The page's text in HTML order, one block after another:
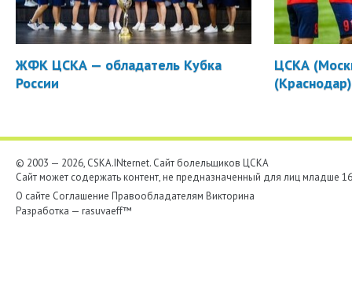
ЖФК ЦСКА — обладатель Кубка
России
ЦСКА
© 2003 — 2026, CSKA.INternet. Cайт болельщиков ЦСКА
Сайт может содержать контент, не предназначенный для лиц младше
О сайте Соглашение Правообладателям Викторина
Разработка — rasuvaeff™